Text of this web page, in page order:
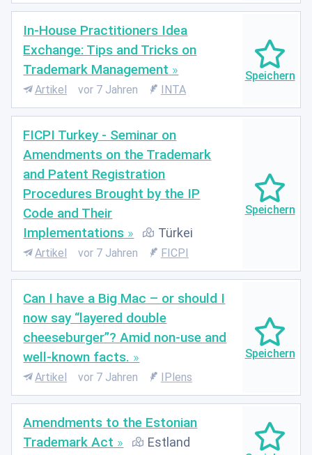
In-House Practitioners Idea
Exchange: Tips and Tricks on
Trademark Management
Artikel vor 7 Jahren INTA
FICPI Turkey - Seminar on
Amendments on the Trademark
and Patent Registration
Procedures Brought by the IP
Code and Their
Implementations
Türkei
Artikel vor 7 Jahren FICPI
Can I have a Big Mac – or should I
now say “layered double
cheeseburger”? Amid non-use and
well-known facts.
Artikel vor 7 Jahren IPlens
Amendments to the Estonian
Trademark Act
Estland